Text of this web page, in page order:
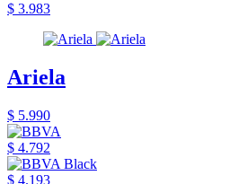
$ 3.983
Ariela
$ 5.990
$ 4.792
$ 4.193